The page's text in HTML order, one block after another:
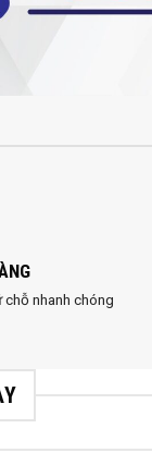
nhanh chóng